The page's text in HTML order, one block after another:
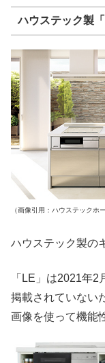
ハウステック製「
（画像引用：ハウステックホ
ハウステック製の
「LE」は2021年
掲載されていない
画像を使って機能